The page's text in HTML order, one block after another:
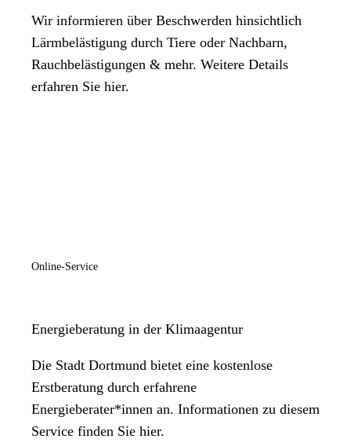
Wir informieren über Beschwerden hinsichtlich
Lärmbelästigung durch Tiere oder Nachbarn,
Rauchbelästigungen & mehr. Weitere Details
erfahren Sie hier.
Online-Service
Energieberatung in der Klimaagentur
Die Stadt Dortmund bietet eine kostenlose
Erstberatung durch erfahrene
Energieberater*innen an. Informationen zu diesem
Service finden Sie hier.